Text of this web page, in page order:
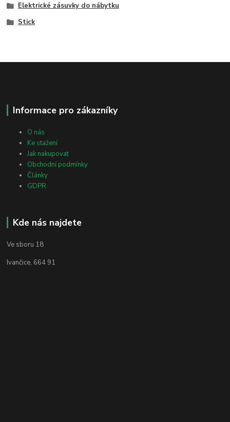
Elektrické zásuvky do nábytku
Stick
Informace pro zákazníky
O nás
Ke stažení
Jak nakupovat
Obchodní podmínky
Články
GDPR
Kde nás najdete
Ve sboru 18
Ivančice, 664 91